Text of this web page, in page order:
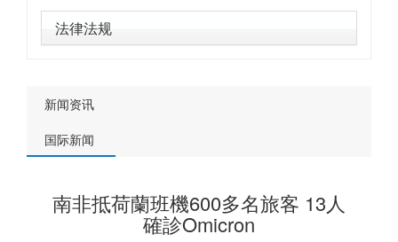
法律法规
新闻资讯
国际新闻
南非抵荷蘭班機600多名旅客 13人
確診Omicron